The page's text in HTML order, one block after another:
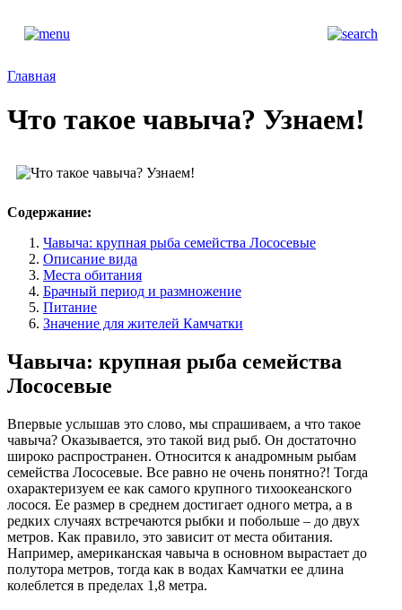
Главная
Что такое чавыча? Узнаем!
Содержание:
Чавыча: крупная рыба семейства Лососевые
Описание вида
Места обитания
Брачный период и размножение
Питание
Значение для жителей Камчатки
Чавыча: крупная рыба семейства
Лососевые
Впервые услышав это слово, мы спрашиваем, а что такое
чавыча? Оказывается, это такой вид рыб. Он достаточно
широко распространен. Относится к анадромным рыбам
семейства Лососевые. Все равно не очень понятно?! Тогда
охарактеризуем ее как самого крупного тихоокеанского
лосося. Ее размер в среднем достигает одного метра, а в
редких случаях встречаются рыбки и побольше – до двух
метров. Как правило, это зависит от места обитания.
Например, американская чавыча в основном вырастает до
полутора метров, тогда как в водах Камчатки ее длина
колеблется в пределах 1,8 метра.